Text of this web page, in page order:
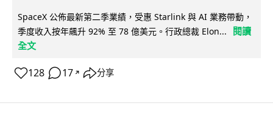
SpaceX 公佈最新第二季業績，受惠 Starlink 與 AI 業務帶動，
季度收入按年飆升 92% 至 78 億美元。行政總裁 Elon...
閱讀
全文
128 17 ↗ 分享